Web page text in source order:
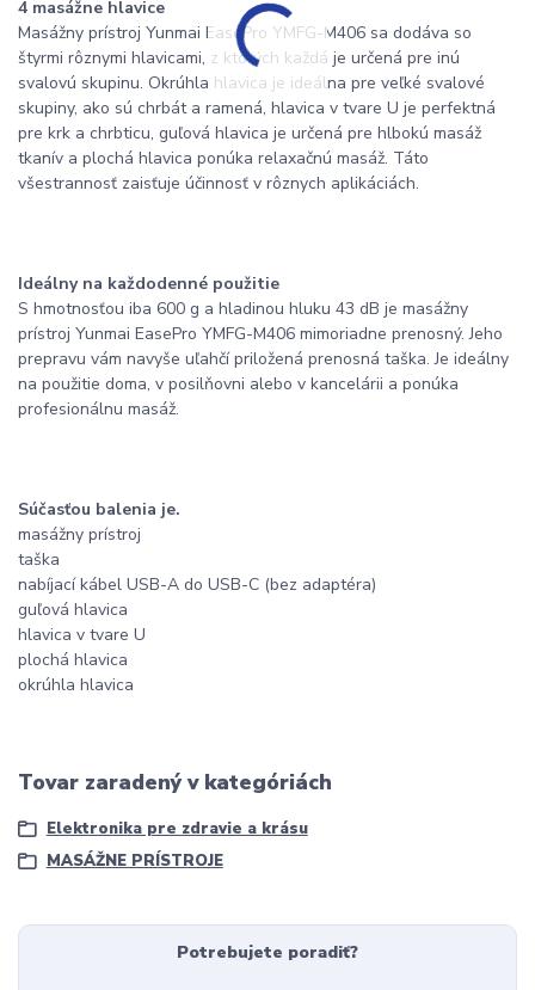
4 masážne hlavice
Masážny prístroj Yunmai EasePro YMFG-M406 sa dodáva so
štyrmi rôznymi hlavicami, z ktorých každá je určená pre inú
svalovú skupinu. Okrúhla hlavica je ideálna pre veľké svalové
skupiny, ako sú chrbát a ramená, hlavica v tvare U je perfektná
pre krk a chrbticu, guľová hlavica je určená pre hlbokú masáž
tkanív a plochá hlavica ponúka relaxačnú masáž. Táto
všestrannosť zaisťuje účinnosť v rôznych aplikáciách.
Ideálny na každodenné použitie
S hmotnosťou iba 600 g a hladinou hluku 43 dB je masážny
prístroj Yunmai EasePro YMFG-M406 mimoriadne prenosný. Jeho
prepravu vám navyše uľahčí priložená prenosná taška. Je ideálny
na použitie doma, v posilňovni alebo v kancelárii a ponúka
profesionálnu masáž.
Súčasťou balenia je.
masážny prístroj
taška
nabíjací kábel USB-A do USB-C (bez adaptéra)
guľová hlavica
hlavica v tvare U
plochá hlavica
okrúhla hlavica
Tovar zaradený v kategóriách
Elektronika pre zdravie a krásu
MASÁŽNE PRÍSTROJE
Potrebujete poradiť?